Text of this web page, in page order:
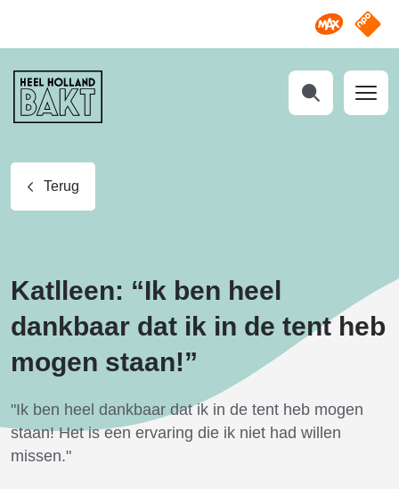
Omroep
NPO
Heel
Holland
Bakt
Terug
Katlleen: “Ik ben heel
dankbaar dat ik in de tent heb
mogen staan!”
"Ik ben heel dankbaar dat ik in de tent heb mogen
staan! Het is een ervaring die ik niet had willen
missen."